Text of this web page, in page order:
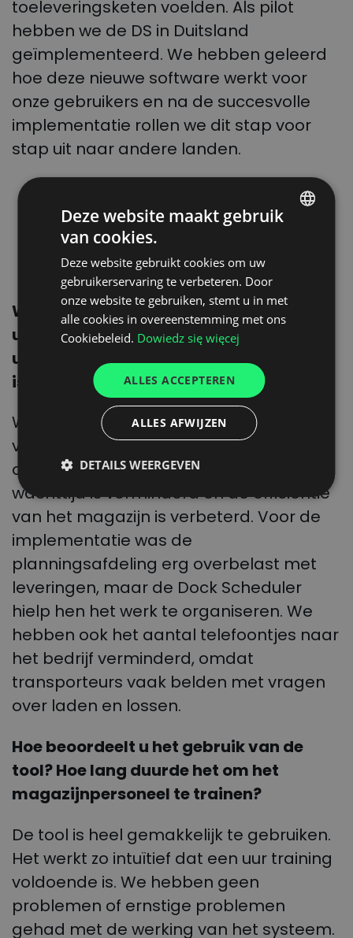
toeleveringsketen voelden. Als pilot
hebben we de DS in Duitsland
geïmplementeerd. We hebben geleerd
hoe deze nieuwe software werkt voor
onze gebruikers en na de succesvolle
implementatie rollen we dit stap voor
stap uit naar andere landen.
Wat zijn de grootste veranderingen die
u hebt gezien sinds u Dock Scheduler in
uw bedrijf hebt geïmplementeerd? Wat
is er verbeterd?
We hebben het aantal gevallen
verminderd waarin alle vrachtwagens
op hetzelfde moment aankwamen. De
wachttijd is verminderd en de efficiëntie
van het magazijn is verbeterd. Voor de
implementatie was de
planningsafdeling erg overbelast met
leveringen, maar de Dock Scheduler
hielp hen het werk te organiseren. We
hebben ook het aantal telefoontjes naar
het bedrijf verminderd, omdat
transporteurs vaak belden met vragen
over laden en lossen.
Hoe beoordeelt u het gebruik van de
tool? Hoe lang duurde het om het
magazijnpersoneel te trainen?
De tool is heel gemakkelijk te gebruiken.
Het werkt zo intuïtief dat een uur training
voldoende is. We hebben geen
problemen of ernstige problemen
gehad met de werking van het systeem.
ENGLISH
UKRAINIAN
ITALIAN
Deze website maakt gebruik
van cookies.
Deze website gebruikt cookies om uw
gebruikerservaring te verbeteren. Door
onze website te gebruiken, stemt u in met
alle cookies in overeenstemming met ons
Cookiebeleid. Dowiedz się więcej
ALLES ACCEPTEREN
ALLES AFWIJZEN
DETAILS WEERGEVEN